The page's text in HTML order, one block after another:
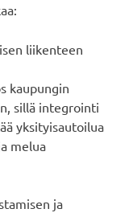
liikenteen
kaupungin
sillä integrointi
yksityisautoilua
melua
ja